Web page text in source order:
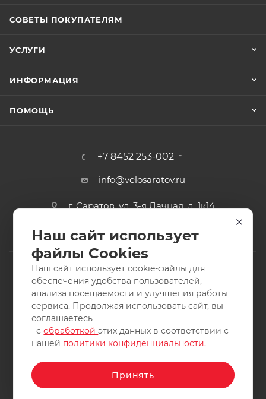
СОВЕТЫ ПОКУПАТЕЛЯМ
УСЛУГИ
ИНФОРМАЦИЯ
ПОМОЩЬ
+7 8452 253-002
info@velosaratov.ru
г. Саратов, ул. 3-я Дачная, д. 1к14
2011-2026 © интернет-магазин спортивных товаров
ВелоСаратов. Не является публичной офертой. Все права
защищены. Заимствование материалов и фотографий
запрещено.
Наш сайт использует
файлы Cookies
Наш сайт использует cookie-файлы для
обеспечения удобства пользователей,
анализа посещаемости и улучшения работы
сервиса. Продолжая использовать сайт, вы
соглашаетесь
собработкойэтих данных в соответствии с
нашей политики конфиденциальности.
Принять